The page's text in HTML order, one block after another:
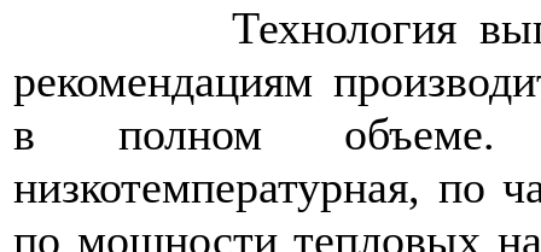
Технология
рекомендациям
в полном объеме.
низкотемпературная, по
по мощности тепловых